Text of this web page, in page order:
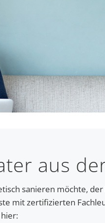
aus
sanieren möchte,
mit zertifizierten